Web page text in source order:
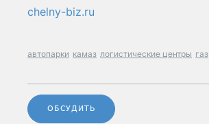
chelny-biz.ru
автопарки камаз логистические центры газ
ОБСУДИТЬ